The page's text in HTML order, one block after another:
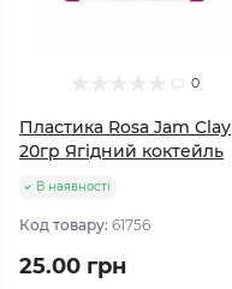
0
Пластика Rosa Jam Clay
20гр Ягідний коктейль
В наявності
Код товару: 61756
25.00 грн